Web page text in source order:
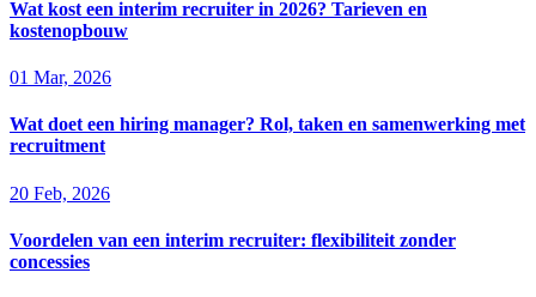
Wat kost een interim recruiter in 2026? Tarieven en
kostenopbouw
01 Mar, 2026
Wat doet een hiring manager? Rol, taken en samenwerking met
recruitment
20 Feb, 2026
Voordelen van een interim recruiter: flexibiliteit zonder
concessies